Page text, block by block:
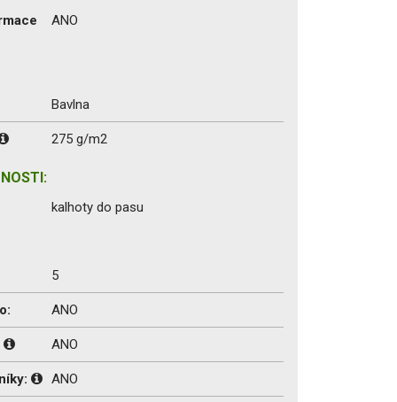
ANO
Bavlna
275 g/m2
kalhoty do pasu
5
ANO
ANO
ANO